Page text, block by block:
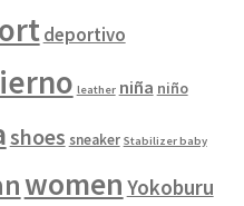
deportivo
leather niña niño
shoes sneaker Stabilizer baby
women Yokoburu